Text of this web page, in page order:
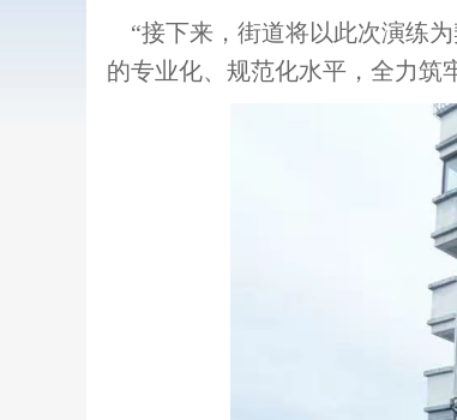
“接下来，街道将以此次演练为
的专业化、规范化水平，全力筑